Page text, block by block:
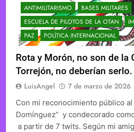
ANTIMILITARISMO
BASES MILITARES
ESCUELA DE PILOTOS DE LA OTAN
PAZ
POLÍTICA INTERNACIONAL
Rota y Morón, no son de la
Torrejón, no deberían serlo.
LuisAngel 7 de marzo de 2026
Con mi reconocimiento público al
Domínguez” y condecorado
a partir de 7 twits. Según mi